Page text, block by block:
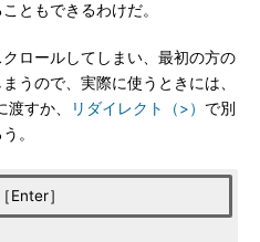
ともできるわけだ。
ロールしてしまい、最初の方の
うので、実際に使うときには、
すか、 リダイレクト（>） で別
。
］